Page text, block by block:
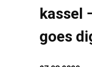
kassel
goes